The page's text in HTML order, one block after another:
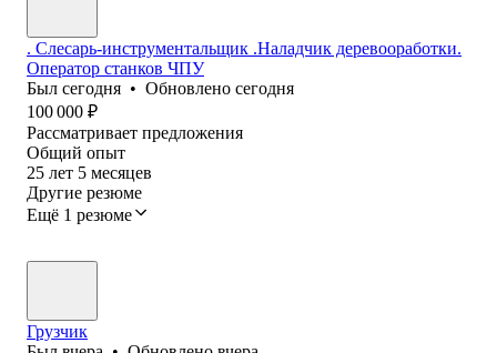
. Слесарь-инструментальщик .Наладчик деревооработки.
Оператор станков ЧПУ
Был сегодня • Обновлено сегодня
100 000 ₽
Рассматривает предложения
Общий опыт
25 лет 5 месяцев
Другие резюме
Ещё 1 резюме
Грузчик